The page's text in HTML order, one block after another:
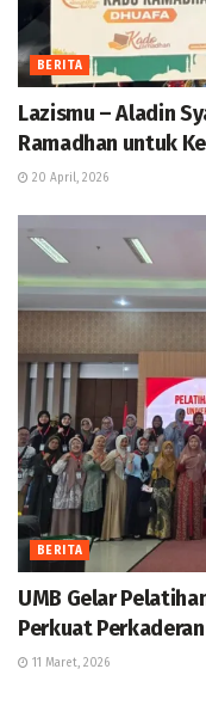
BERITA
Lazismu – Aladin
Ramadhan untuk
20 April, 2026
BERITA
UMB Gelar
Perkuat
11 Maret, 2026